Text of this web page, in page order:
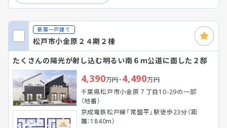
新築一戸建て
松戸市小金原２４期２棟
たくさんの陽光が射し込む明るい南６ｍ公道に面した２邸
4,390万円・4,490万円
千葉県松戸市小金原７丁目10-29の一部
（地番）
京成電鉄松戸線「常盤平」駅徒歩23分（距
離：1840m）